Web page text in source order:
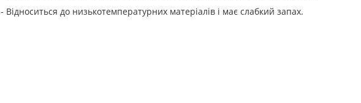
- Відноситься до низькотемпературних матеріалів і має слабкий запах.